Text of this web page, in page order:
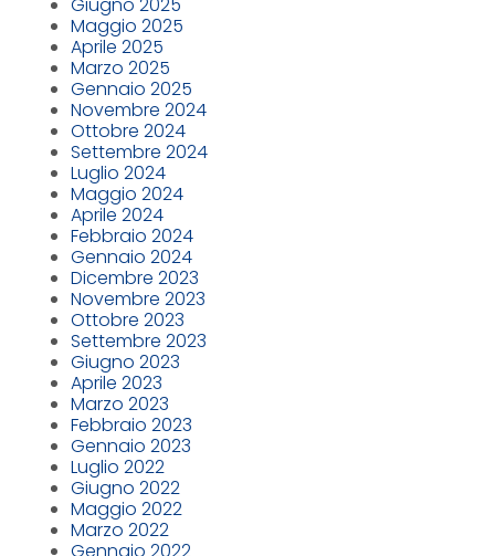
Maggio 2025
Aprile 2025
Marzo 2025
Gennaio 2025
Novembre 2024
Ottobre 2024
Settembre 2024
Luglio 2024
Maggio 2024
Aprile 2024
Febbraio 2024
Gennaio 2024
Dicembre 2023
Novembre 2023
Ottobre 2023
Settembre 2023
Giugno 2023
Aprile 2023
Marzo 2023
Febbraio 2023
Gennaio 2023
Luglio 2022
Giugno 2022
Maggio 2022
Marzo 2022